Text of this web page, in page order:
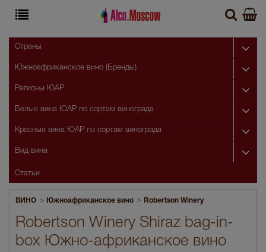
ВИНО > Южноафриканское вино > Robertson Winery
Robertson Winery Shiraz bag-in-
box Южно-африканское вино
Страны
Южноафриканское вино (Бренды)
Регионы ЮАР
Белые вина ЮАР по сортам винограда
Красные вина ЮАР по сортам винограда
Вид вина
Статьи